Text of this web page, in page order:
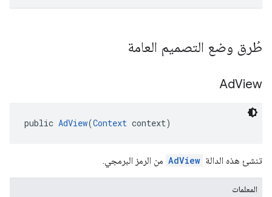
طُرق وضع التصميم العامة
AdView
public AdView(Context context)
تنشئ هذه الدالة AdView من الرمز البرمجي.
المعلمات